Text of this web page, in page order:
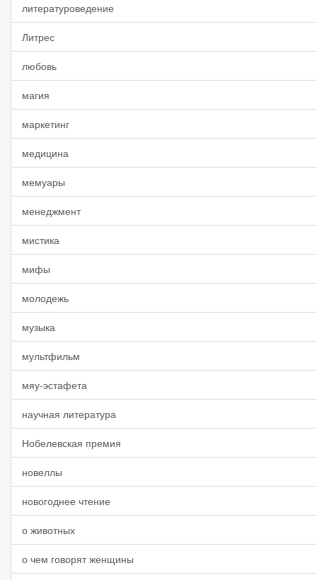
литературоведение
Литрес
любовь
магия
маркетинг
медицина
мемуары
менеджмент
мистика
мифы
молодежь
музыка
мультфильм
мяу-эстафета
научная литература
Нобелевская премия
новеллы
новогоднее чтение
о животных
о чем говорят женщины